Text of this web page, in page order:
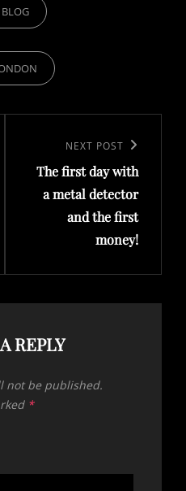
BLOG
Post
NEXT POST
The first day with
a metal detector
and the first
money!
REPLY
not be published.
*